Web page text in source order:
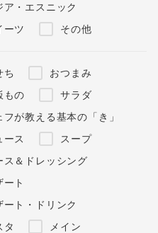
ア・エスニック
ーツ
その他
ち
おつまみ
もの
サラダ
フが教える基本の「き」
ース
スープ
ス＆ドレッシング
ート
ート・ドリンク
タ
メイン